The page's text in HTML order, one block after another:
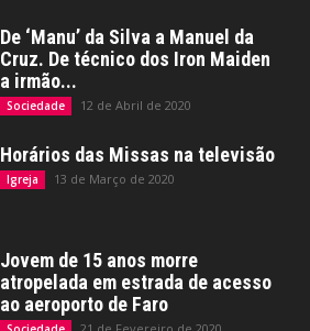
De ‘Manu’ da Silva a Manuel da
Cruz. De técnico dos Iron Maiden
a irmão...
Sociedade 12 de Abril de 2020
Horários das Missas na televisão
Igreja 13 de Março de 2020
Jovem de 15 anos morre
atropelada em estrada de acesso
ao aeroporto de Faro